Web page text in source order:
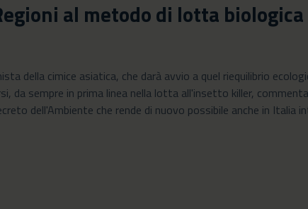
al metodo di lotta
della cimice asiatica, che darà avvio a quel riequilibrio
da sempre in prima linea nella lotta all'insetto killer,
dell'Ambiente che rende di nuovo possibile anche in Italia